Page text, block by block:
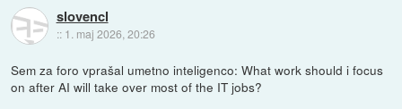
slovencl
:: 1. maj 2026, 20:26
Sem za foro vprašal umetno inteligenco: What work should i focus
on after AI will take over most of the IT jobs?